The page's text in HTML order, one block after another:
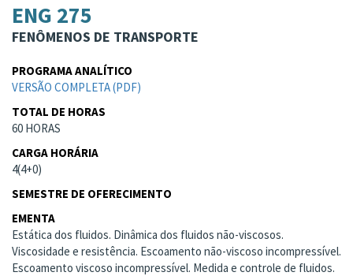
ENG 275
FENÔMENOS DE TRANSPORTE
PROGRAMA ANALÍTICO
VERSÃO COMPLETA (PDF)
TOTAL DE HORAS
60 HORAS
CARGA HORÁRIA
4(4+0)
SEMESTRE DE OFERECIMENTO
EMENTA
Estática dos fluidos. Dinâmica dos fluidos não-viscosos.
Viscosidade e resistência. Escoamento não-viscoso incompressível.
Escoamento viscoso incompressível. Medida e controle de fluidos.